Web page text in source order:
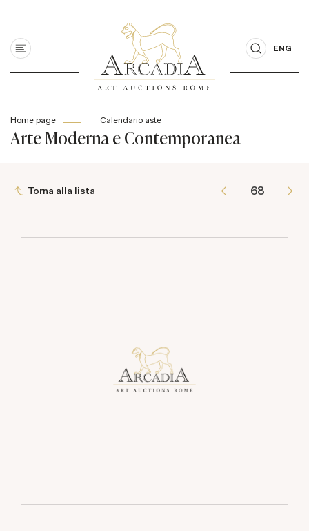
ENG
Home page Calendario aste
Arte Moderna e Contemporanea
Torna alla lista